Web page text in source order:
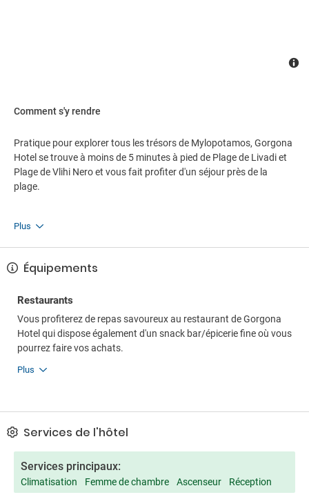
Comment s'y rendre
Pratique pour explorer tous les trésors de Mylopotamos, Gorgona
Hotel se trouve à moins de 5 minutes à pied de Plage de Livadi et
Plage de Vlihi Nero et vous fait profiter d'un séjour près de la
plage.
Plus
Équipements
Restaurants
Vous profiterez de repas savoureux au restaurant de Gorgona
Hotel qui dispose également d'un snack bar/épicerie fine où vous
pourrez faire vos achats.
Plus
Services de l'hôtel
Services principaux:
Climatisation Femme de chambre Ascenseur Réception